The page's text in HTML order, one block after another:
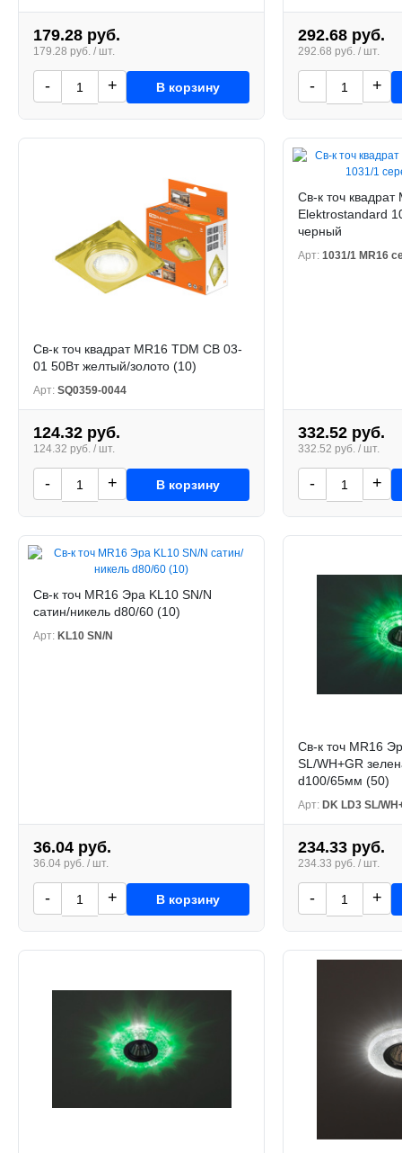
179.28 руб.
179.28 руб. / шт.
- + В корзину
292.68 руб.
292.68 руб. / шт.
- +
Св-к точ квадрат MR16 TDM СВ 03-
01 50Вт желтый/золото (10)
Арт: SQ0359-0044
124.32 руб.
124.32 руб. / шт.
- + В корзину
Св-к точ квадрат
Elektrostandard
черный
Арт: 1031/1 MR16
332.52 руб.
332.52 руб. / шт.
- +
Св-к точ MR16 Эра KL10 SN/N
сатин/никель d80/60 (10)
Арт: KL10 SN/N
36.04 руб.
36.04 руб. / шт.
- + В корзину
Св-к точ MR16
SL/WH+GR
d100/65мм (50)
Арт: DK LD3 SL/
234.33 руб.
234.33 руб. / шт.
- +